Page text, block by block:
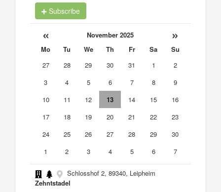
Subscribe
« November 2025 »
Mo Tu We Th Fr Sa
Su
27
28 29 30 31 1
2
3
4 5 6 7 8
9
10
11 12 13 14 15
16
17
18 19 20 21 22
23
24
25 26 27 28 29
30
1
2 3 4 5 6 7
Schlosshof 2, 89340, Leipheim
Zehntstadel